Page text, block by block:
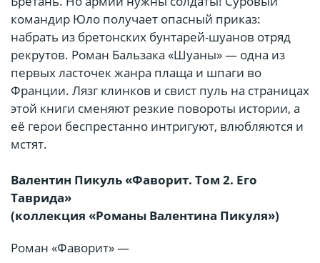
командир Юло получает опасный приказ:
набрать из бретонских бунтарей-шуанов отряд
рекрутов. Роман Бальзака «Шуаны» — одна из
первых ласточек жанра плаща и шпаги во
Франции. Лязг клинков и свист пуль на страницах
этой книги сменяют резкие повороты истории, а
её герои беспрестанно интригуют, влюбляются и
мстят.
Валентин Пикуль «Фаворит. Том 2. Его
Таврида»
(коллекция «Романы Валентина Пикуля»)
Роман «Фаворит» —